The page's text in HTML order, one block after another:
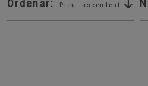
Ordenar: Preu: ascendent